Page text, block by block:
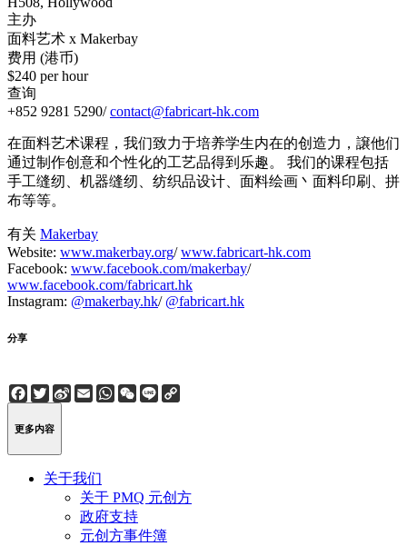
主办
面料艺术 x Makerbay
费用 (港币)
$240 per hour
查询
+852 9281 5290/contact@fabricart-hk.com
在面料艺术课程，我们致力于培养学生内在的创造力，譲他们
通过制作创意和个性化的工艺品得到乐趣。 我们的课程包括
手工缝纫、机器缝纫、纺织品设计、面料绘画丶面料印刷、拼
布等等。
有关 Makerbay
Website: www.makerbay.org/www.fabricart-hk.com
Facebook: www.facebook.com/makerbay/
www.facebook.com/fabricart.hk
Instagram: @makerbay.hk/ @fabricart.hk
分享
Facebook
Twitter
Sina
Weibo
EmailWhatsApp
WeChat
Line
更多内容
关于我们
关于 PMQ 元创方
政府支持
元创方事件簿